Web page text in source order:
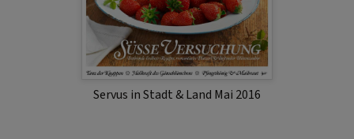
Servus in Stadt & Land Mai 2016